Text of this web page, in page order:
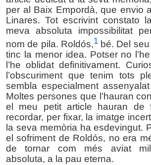
per al Baix Empordà, que envio
Linares. Tot escrivint constato
meva absoluta impossibilitat
nom de pila. Roldós,1bé. Del seu
tinc la menor idea. Potser no
l’he oblidat definitivament.
l’obscuriment que tenim tots
sembla especialment
Moltes persones que l’hauran
el meu petit article hauran de
recordar, per fixar, la imatge
la seva memòria ha esdevingut.
el sofriment de Roldós, no era
de tornar com més aviat
absoluta, a la pau eterna.